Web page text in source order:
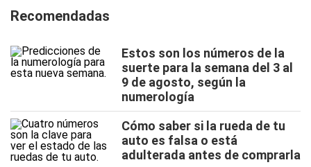
Recomendadas
Estos son los números de la
suerte para la semana del 3 al
9 de agosto, según la
numerología
Cómo saber si la rueda de tu
auto es falsa o está
adulterada antes de comprarla